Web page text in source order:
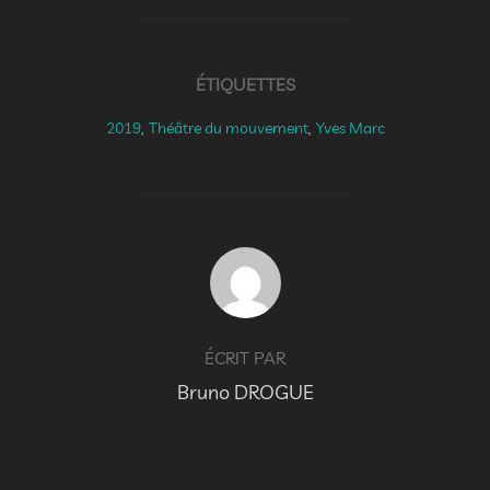
ÉTIQUETTES
2019, Théâtre du mouvement, Yves Marc
AUTEUR DE LA PUBLICATION
ÉCRIT PAR
Bruno DROGUE